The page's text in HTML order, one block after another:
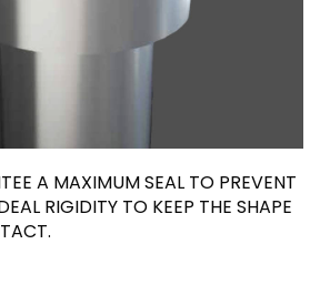
A MAXIMUM SEAL TO PREVENT
RIGIDITY TO KEEP THE SHAPE